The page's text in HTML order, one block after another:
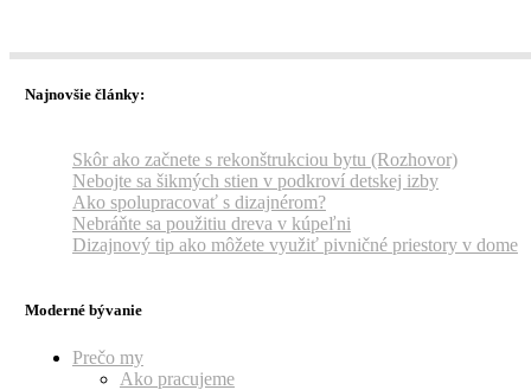
Najnovšie články:
Skôr ako začnete s rekonštrukciou bytu (Rozhovor)
Nebojte sa šikmých stien v podkroví detskej izby
Ako spolupracovať s dizajnérom?
Nebráňte sa použitiu dreva v kúpeľni
Dizajnový tip ako môžete využiť pivničné priestory v dome
Moderné bývanie
Prečo my
Ako pracujeme